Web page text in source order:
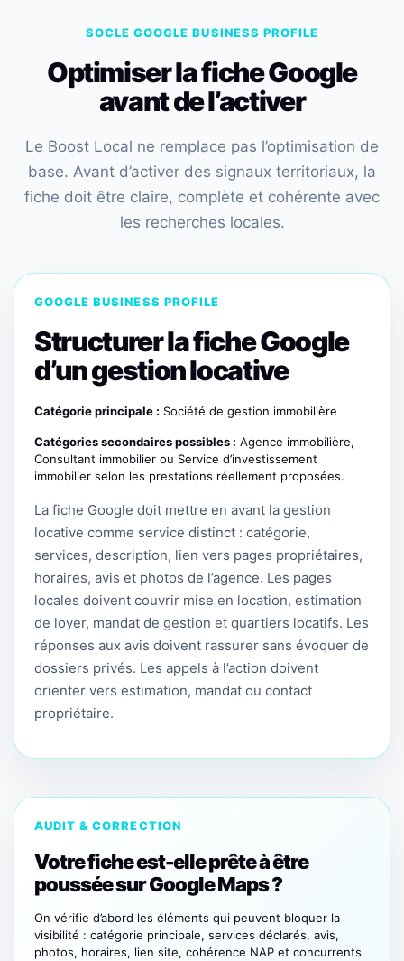
SOCLE GOOGLE BUSINESS PROFILE
Optimiser la fiche Google
avant de l’activer
Le Boost Local ne remplace pas l’optimisation de
base. Avant d’activer des signaux territoriaux, la
fiche doit être claire, complète et cohérente avec
les recherches locales.
GOOGLE BUSINESS PROFILE
Structurer la fiche Google
d’un gestion locative
Catégorie principale : Société de gestion immobilière
Catégories secondaires possibles : Agence immobilière,
Consultant immobilier ou Service d’investissement
immobilier selon les prestations réellement proposées.
La fiche Google doit mettre en avant la gestion
locative comme service distinct : catégorie,
services, description, lien vers pages propriétaires,
horaires, avis et photos de l’agence. Les pages
locales doivent couvrir mise en location, estimation
de loyer, mandat de gestion et quartiers locatifs. Les
réponses aux avis doivent rassurer sans évoquer de
dossiers privés. Les appels à l’action doivent
orienter vers estimation, mandat ou contact
propriétaire.
AUDIT & CORRECTION
Votre fiche est-elle prête à être
poussée sur Google Maps ?
On vérifie d’abord les éléments qui peuvent bloquer la
visibilité : catégorie principale, services déclarés, avis,
photos, horaires, lien site, cohérence NAP et concurrents